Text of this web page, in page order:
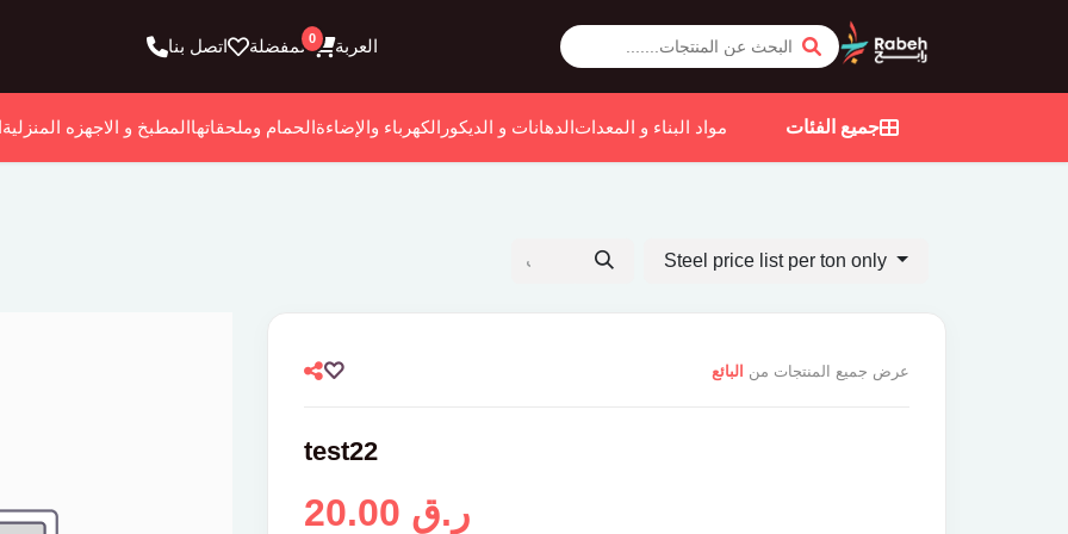
العربة 0المفضلة اتصل بنا
جميع الفئات مواد البناء و المعداتالدهانات و الديكور الكهرباء والإضاءةالحمام وملحقاتهاالمطبخ و الاجهزه المنزلية
Steel price list per ton only
عرض جميع المنتجات من البائع
test22
20.00 ر.ق